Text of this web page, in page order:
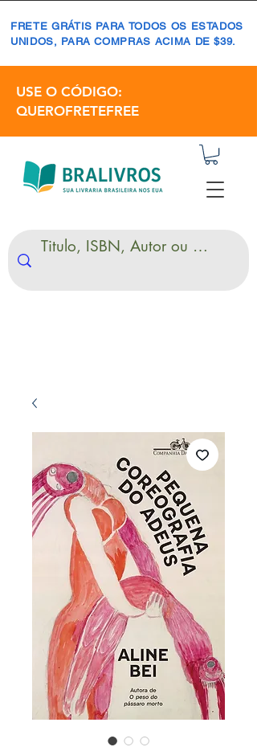
FRETE GRÁTIS PARA TODOS OS ESTADOS
UNIDOS, PARA COMPRAS ACIMA DE $39.
USE O CÓDIGO:
QUEROFRETEFREE